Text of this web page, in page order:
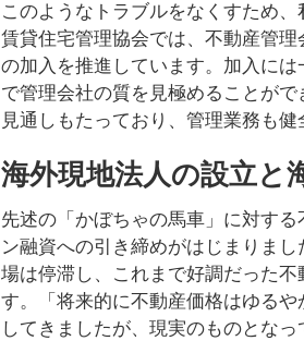
このようなトラブルをなくすため
賃貸住宅管理協会では、不動産管
の加入を推進しています。加入に
で管理会社の質を見極めることが
見通しもたっており、管理業務も健
海外現地法人の設立と
先述の「かぼちゃの馬車」に対す
ン融資への引き締めがはじまりま
場は停滞し、これまで好調だった
す。「将来的に不動産価格はゆる
してきましたが、現実のものとなっ